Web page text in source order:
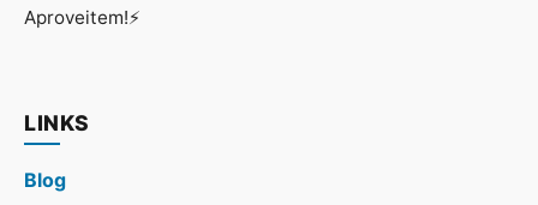
Aproveitem!⚡
LINKS
Blog